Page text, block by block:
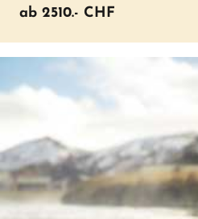
ab 2510.- CHF